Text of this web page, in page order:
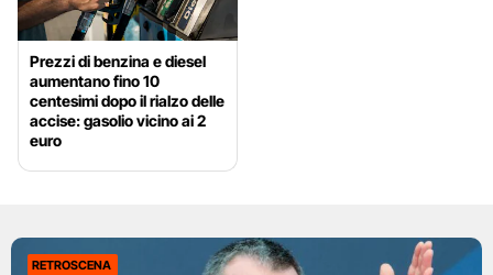
Prezzi di benzina e diesel
aumentano fino 10
centesimi dopo il rialzo delle
accise: gasolio vicino ai 2
euro
RETROSCENA